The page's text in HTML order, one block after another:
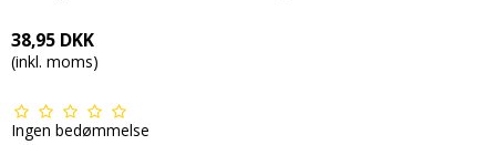
38,95 DKK
(inkl. moms)
Ingen bedømmelse